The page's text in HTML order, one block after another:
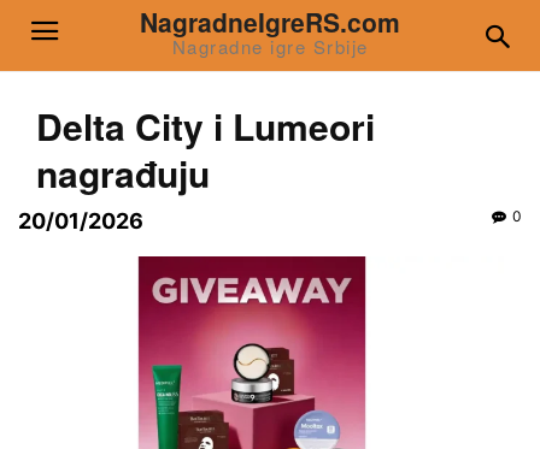
NagradneIgreRS.com
Nagradne igre Srbije
Delta City i Lumeori
nagrađuju
20/01/2026 0